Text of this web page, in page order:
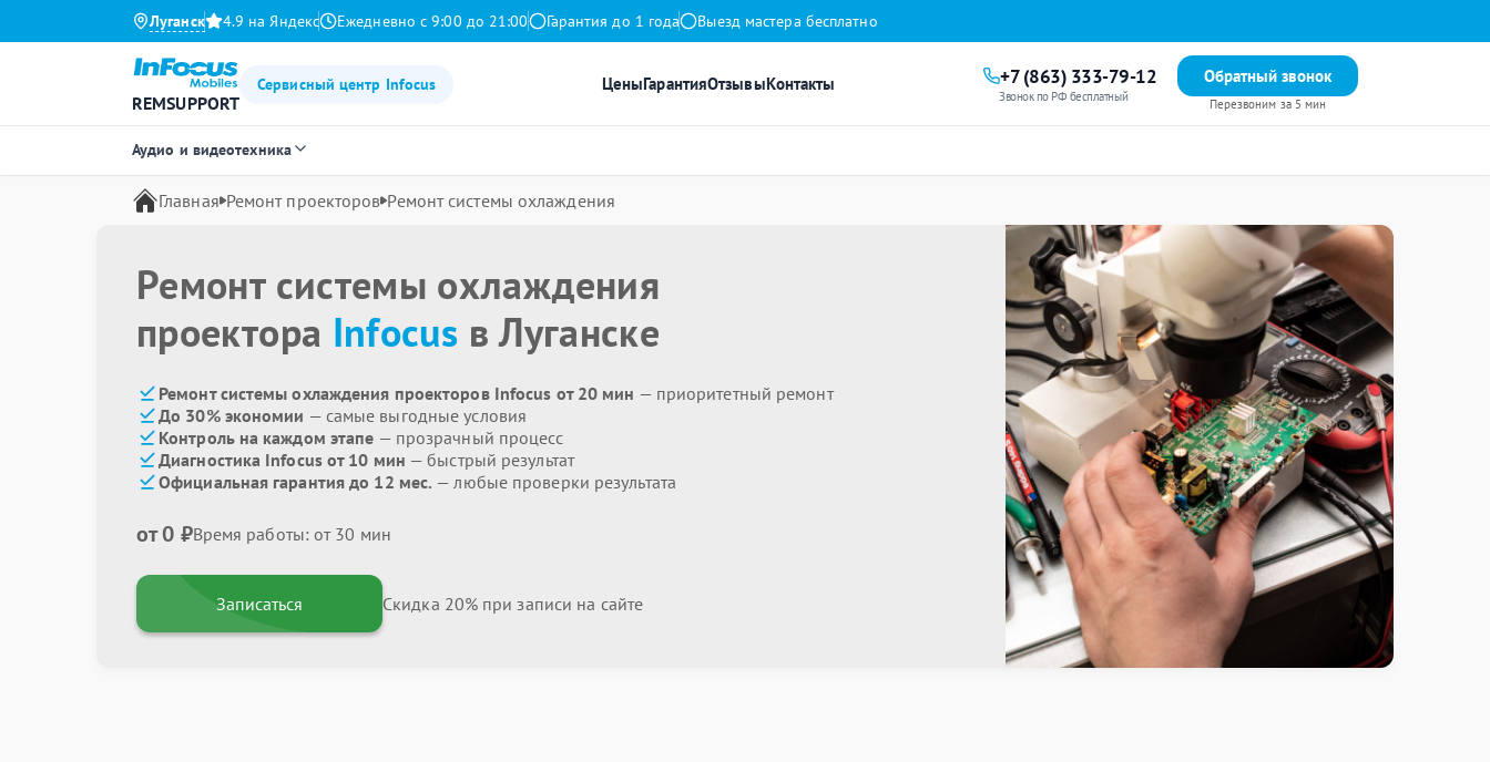
Луганск 4.9 на Яндекс Ежедневно с 9:00 до 21:00 Гарантия до 1 года Выезд мастера бесплатно
REMSUPPORT
Сервисный центр Infocus ЦеныГарантияОтзывыКонтакты +7 (863) 333-79-12
Звонок по РФ бесплатный
Обратный звонок
Перезвоним за 5 мин
Аудио и видеотехника
Главная Ремонт проекторов Ремонт системы охлаждения
Ремонт системы охлаждения
проектора Infocus в Луганске
Ремонт системы охлаждения проекторов Infocus от 20 мин — приоритетный ремонт
До 30% экономии — самые выгодные условия
Контроль на каждом этапе — прозрачный процесс
Диагностика Infocus от 10 мин — быстрый результат
Официальная гарантия до 12 мес. — любые проверки результата
от 0 ₽Время работы: от 30 мин
Записаться Скидка 20% при записи на сайте